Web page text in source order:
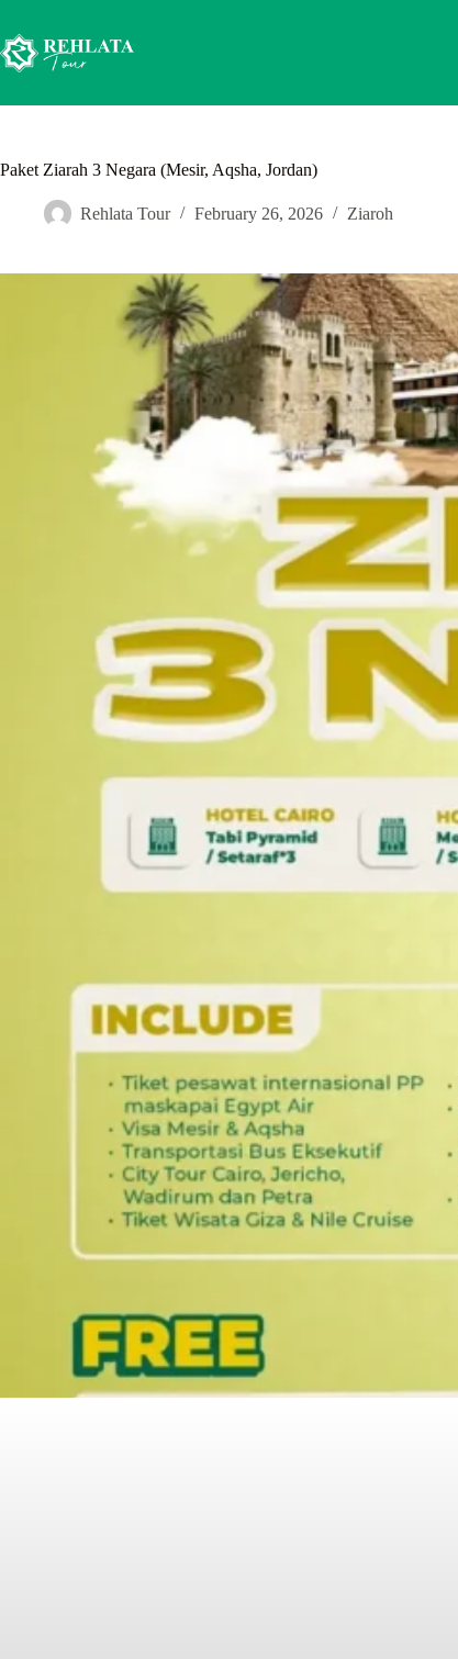
content
Paket Ziarah 3 Negara (Mesir, Aqsha, Jordan)
Rehlata Tour February 26, 2026 Ziaroh